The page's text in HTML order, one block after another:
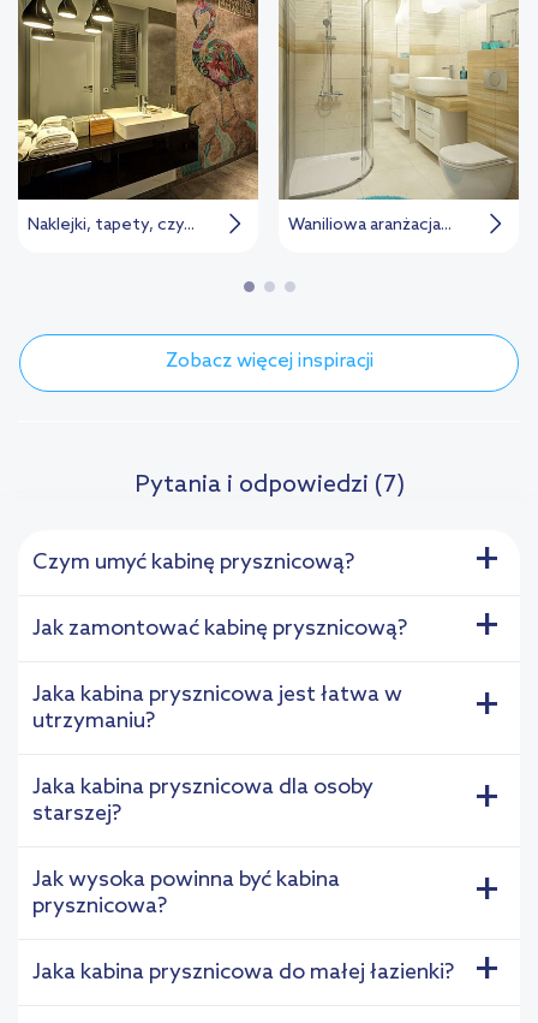
Naklejki, tapety, czy... Waniliowa aranżacja...
Zobacz więcej inspiracji
Pytania i odpowiedzi (7)
Czym umyć kabinę prysznicową? +
Jak zamontować kabinę prysznicową? +
Jaka kabina prysznicowa jest łatwa w
utrzymaniu?
+
Jaka kabina prysznicowa dla osoby
starszej?
+
Jak wysoka powinna być kabina
prysznicowa?
+
Jaka kabina prysznicowa do małej łazienki? +